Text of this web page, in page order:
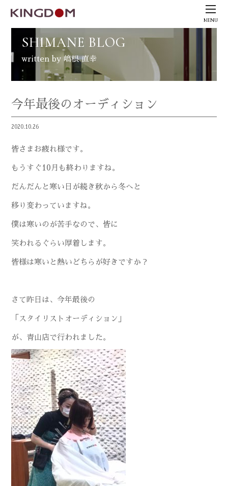
MENU
SHIMANE BLOG
written by 嶋根 直幸
今年最後のオーディション
2020.10.26
皆さまお疲れ様です。
もうすぐ10月も終わりますね。
だんだんと寒い日が続き秋から冬へと
移り変わっていますね。
僕は寒いのが苦手なので、皆に
笑われるぐらい厚着します。
皆様は寒いと熱いどちらが好きですか？
さて昨日は、今年最後の
「スタイリストオーディション」
が、青山店で行われました。